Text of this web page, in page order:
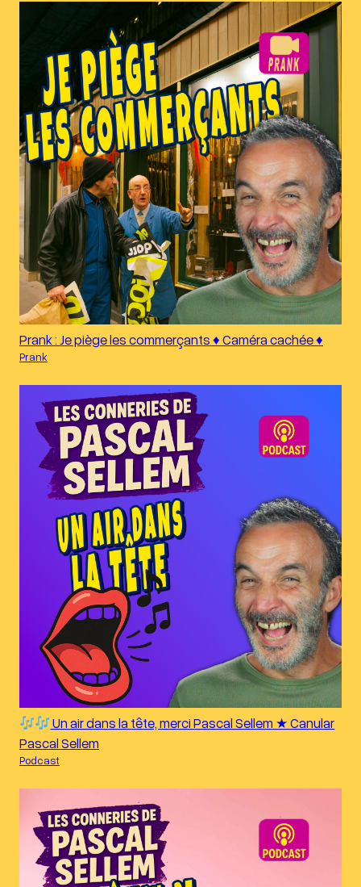
Prank : Je piège les commerçants ♦︎ Caméra cachée ♦︎
Prank
Un air dans la tête, merci Pascal Sellem ★ Canular
Pascal Sellem
Podcast